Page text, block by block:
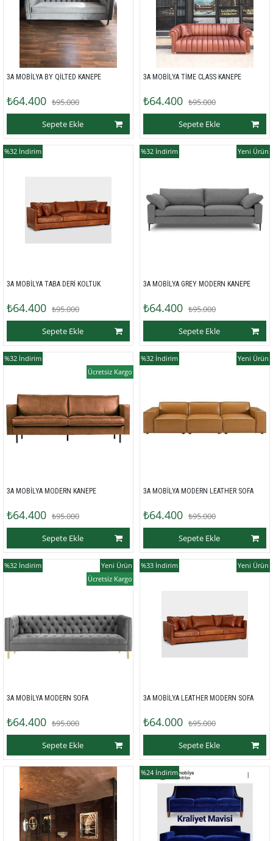
3A MOBİLYA BY QİLTED KANEPE
₺64.400 ₺95.000
Sepete Ekle
3A MOBİLYA TİME CLASS KANEPE
₺64.400 ₺95.000
Sepete Ekle
3A MOBİLYA TABA DERİ KOLTUK
₺64.400 ₺95.000
Sepete Ekle
%32 İndirim
3A MOBİLYA GREY MODERN KANEPE
₺64.400 ₺95.000
Sepete Ekle
%32 İndirim Yeni Ürün
3A MOBİLYA MODERN KANEPE
₺64.400 ₺95.000
Sepete Ekle
%32 İndirim
Ücretsiz Kargo
3A MOBİLYA MODERN LEATHER SOFA
₺64.400 ₺95.000
Sepete Ekle
%32 İndirim Yeni Ürün
3A MOBİLYA MODERN SOFA
₺64.400 ₺95.000
Sepete Ekle
%32 İndirim
Ücretsiz Kargo
Yeni Ürün
3A MOBİLYA LEATHER MODERN SOFA
₺64.000 ₺95.000
Sepete Ekle
%33 İndirim Yeni Ürün
%24 İndirim